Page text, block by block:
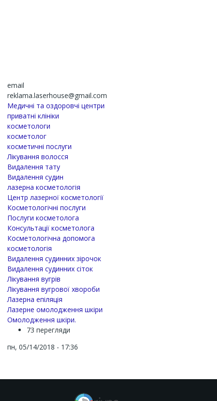
email
reklama.laserhouse@gmail.com
Медичні та оздоровчі центри
приватні клініки
косметологи
косметолог
косметичні послуги
Лікування волосся
Видалення тату
Видалення судин
лазерна косметологія
Центр лазерної косметології
Косметологічні послуги
Послуги косметолога
Консультації косметолога
Косметологічна допомога
косметологія
Видалення судинних зірочок
Видалення судинних сіток
Лікування вугрів
Лікування вугрової хвороби
Лазерна епіляція
Лазерне омолодження шкіри
Омолодження шкіри.
73 перегляди
пн, 05/14/2018 - 17:36